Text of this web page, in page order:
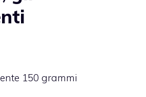
150 grammi